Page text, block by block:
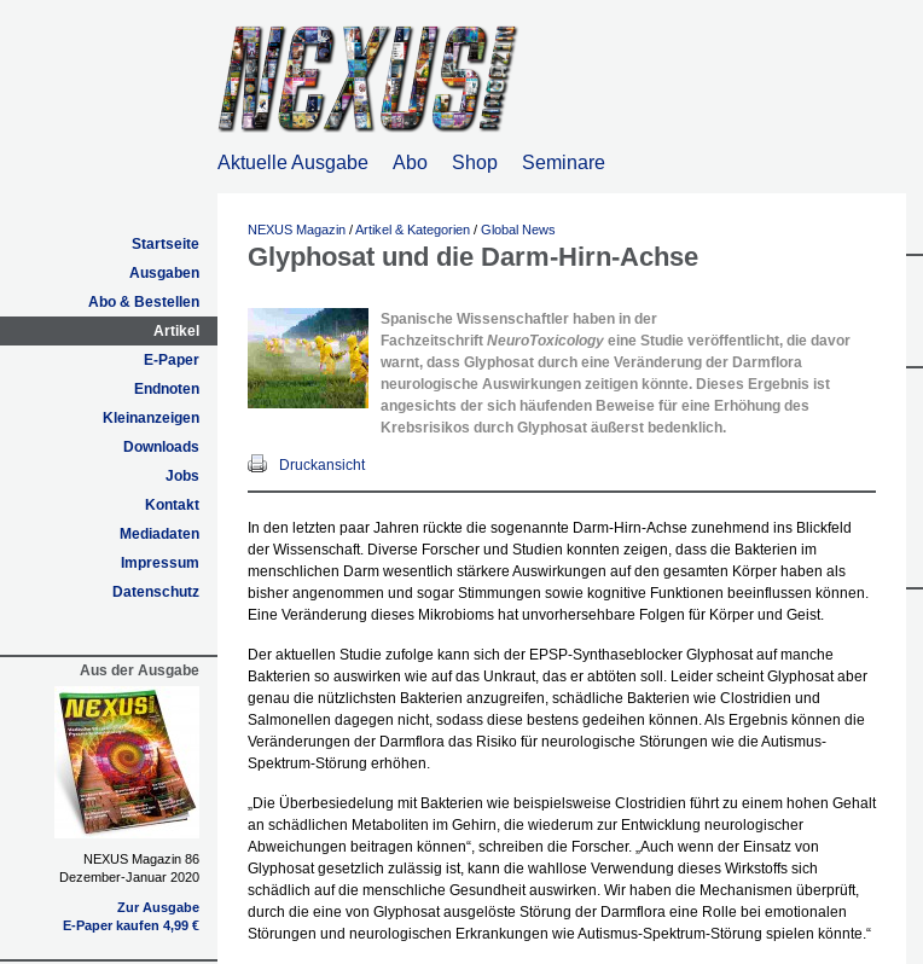
Aktuelle Ausgabe Abo Shop Seminare
Startseite
Ausgaben
Abo & Bestellen
Artikel
E-Paper
Endnoten
Kleinanzeigen
Downloads
Jobs
Kontakt
Mediadaten
Impressum
Datenschutz
Aus der Ausgabe
NEXUS Magazin 86
Dezember-Januar 2020
Zur Ausgabe
E-Paper kaufen 4,99 €
NEXUS Magazin /Artikel & Kategorien / Global News
Glyphosat und die Darm-Hirn-Achse
Spanische Wissenschaftler haben in der
Fachzeitschrift NeuroToxicology eine Studie veröffentlicht, die davor
warnt, dass Glyphosat durch eine Veränderung der Darmflora
neurologische Auswirkungen zeitigen könnte. Dieses Ergebnis ist
angesichts der sich häufenden Beweise für eine Erhöhung des
Krebsrisikos durch Glyphosat äußerst bedenklich.
Druckansicht
In den letzten paar Jahren rückte die sogenannte Darm-Hirn-Achse zunehmend ins Blickfeld
der Wissenschaft. Diverse Forscher und Studien konnten zeigen, dass die Bakterien im
menschlichen Darm wesentlich stärkere Auswirkungen auf den gesamten Körper haben als
bisher angenommen und sogar Stimmungen sowie kognitive Funktionen beeinflussen können.
Eine Veränderung dieses Mikrobioms hat unvorhersehbare Folgen für Körper und Geist.
Der aktuellen Studie zufolge kann sich der EPSP-Synthaseblocker Glyphosat auf manche
Bakterien so auswirken wie auf das Unkraut, das er abtöten soll. Leider scheint Glyphosat aber
genau die nützlichsten Bakterien anzugreifen, schädliche Bakterien wie Clostridien und
Salmonellen dagegen nicht, sodass diese bestens gedeihen können. Als Ergebnis können die
Veränderungen der Darmflora das Risiko für neurologische Störungen wie die Autismus-
Spektrum-Störung erhöhen.
„Die Überbesiedelung mit Bakterien wie beispielsweise Clostridien führt zu einem hohen Gehalt
an schädlichen Metaboliten im Gehirn, die wiederum zur Entwicklung neurologischer
Abweichungen beitragen können“, schreiben die Forscher. „Auch wenn der Einsatz von
Glyphosat gesetzlich zulässig ist, kann die wahllose Verwendung dieses Wirkstoffs sich
schädlich auf die menschliche Gesundheit auswirken. Wir haben die Mechanismen überprüft,
durch die eine von Glyphosat ausgelöste Störung der Darmflora eine Rolle bei emotionalen
Störungen und neurologischen Erkrankungen wie Autismus-Spektrum-Störung spielen könnte.“